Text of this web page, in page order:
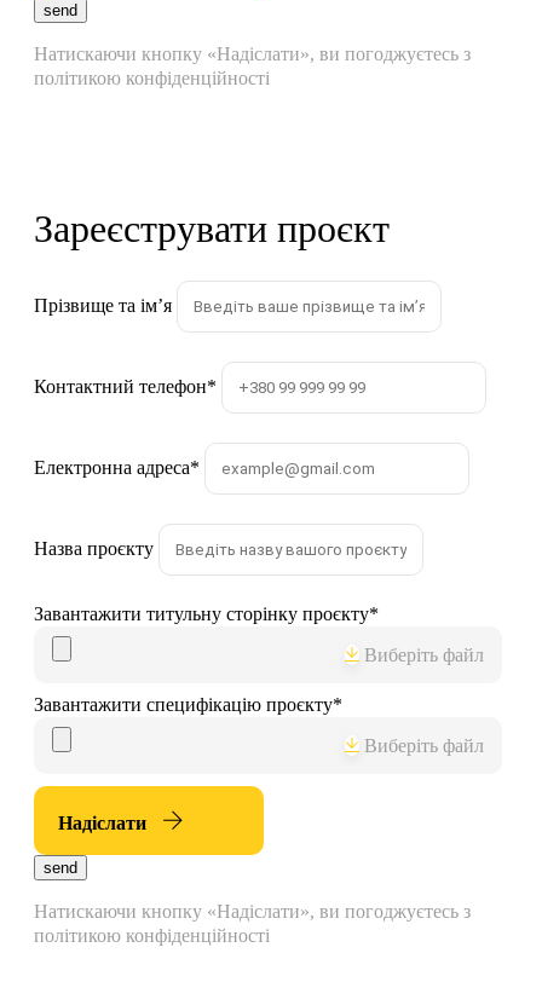
send
Натискаючи кнопку «Надіслати», ви погоджуєтесь з
політикою конфіденційності
Зареєструвати проєкт
Прізвище та імʼя
Контактний телефон*
Електронна адреса*
Назва проєкту
Завантажити титульну сторінку проєкту*
Виберіть файл
Завантажити специфікацію проєкту*
Виберіть файл
Надіслати
send
Натискаючи кнопку «Надіслати», ви погоджуєтесь з
політикою конфіденційності